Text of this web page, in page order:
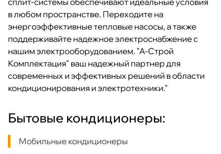
в любом пространстве. Переходите на
энергоэффективные тепловые насосы, а также
поддерживайте надежное электроснабжение с
нашим электрооборудованием. "А-Строй
Комплектация" ваш надежный партнер для
современных и эффективных решений в области
кондиционирования и электротехники."
Бытовые кондиционеры:
Мобильные кондиционеры